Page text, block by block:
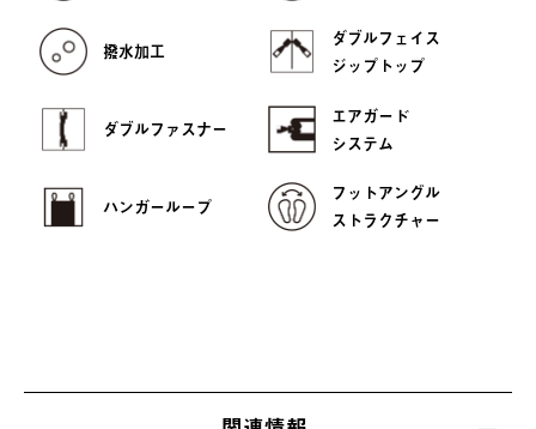
撥水加工
ダブルフェイス
ジップトップ
ダブルファスナー
エアガード
システム
ハンガーループ
フットアングル
ストラクチャー